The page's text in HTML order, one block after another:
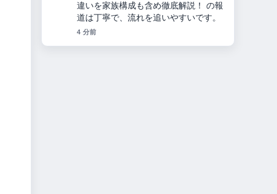
孫・死因・3つの宝物とヤサの秘密！
周辺の検証がしっかりしていて安心感
があります。